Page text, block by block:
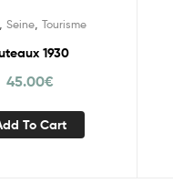
Seine Tourisme
1930
45.00€
To Cart